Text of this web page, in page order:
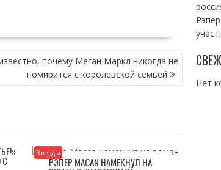
почему Меган Маркл никогда не
помирится с королевской семьей
С
Звезды
РЭПЕР MACAN НАМЕКНУЛ НА
Нет